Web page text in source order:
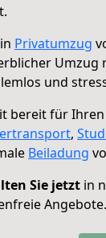
Privatumzug
Umzug
und
bereit für Ihren
,
Beiladung
Sie jetzt in
Angebote.